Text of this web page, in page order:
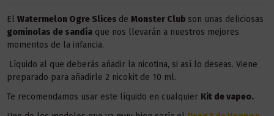
El Watermelon Ogre Slices de Monster Club son unas deliciosas
gominolas de sandíaque nos llevarán a nuestros mejores
momentos de la infancia.
Líquido al que deberás añadir la nicotina, si así lo deseas. Viene
preparado para añadirle 2 nicokit de 10 ml.
Te recomendamos usar este líquido en cualquier Kit de vapeo.